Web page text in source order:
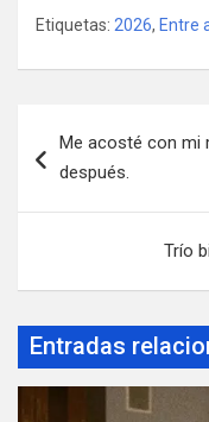
Etiquetas: 2026, Entre
de
Me acosté con mi
después.
Trío
Entradas